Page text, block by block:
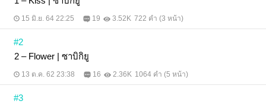
15 มิ.ย. 64 22:25 19 3.52K 722 คำ (3 หน้า)
#2
2 – Flower | ซาบิกิยู
13 ต.ค. 62 23:38 16 2.36K 1064 คำ (5 หน้า)
#3